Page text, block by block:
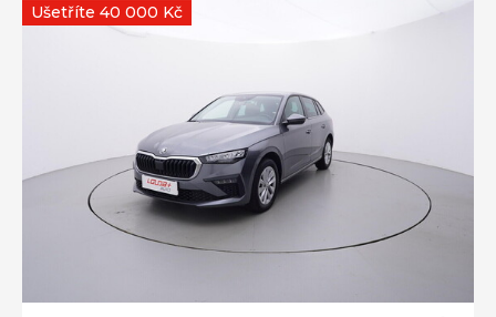
Ušetříte 40 000 Kč